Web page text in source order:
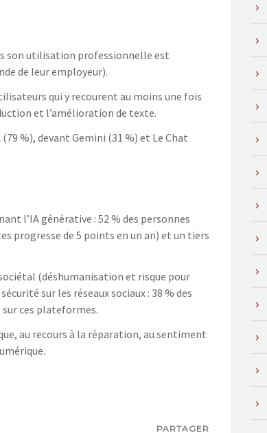
son utilisation professionnelle est
de leur employeur).
qui y recourent au moins une fois
et l’amélioration de texte.
%), devant Gemini (31 %) et Le Chat
l’IA générative : 52 % des personnes
progresse de 5 points en un an) et un tiers
(déshumanisation et risque pour
sur les réseaux sociaux : 38 % des
ces plateformes.
au recours à la réparation, au sentiment
PARTAGER